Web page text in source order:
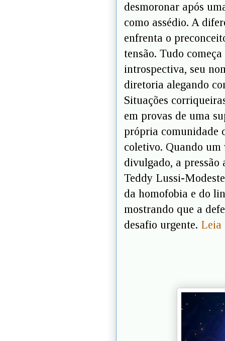
desmoronar após
como assédio. A
enfrenta o
tensão. Tudo
introspectiva, seu
diretoria alegando
Situações
em provas de uma
própria comunidade
coletivo. Quando
divulgado, a
Teddy Lussi-
da homofobia e do
mostrando que a
desafio urgente. Leia